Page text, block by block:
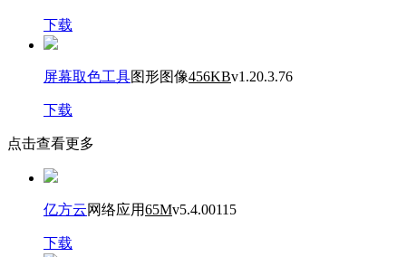
下载
屏幕取色工具图形图像456KBv1.20.3.76
下载
点击查看更多
亿方云网络应用65Mv5.4.00115
下载